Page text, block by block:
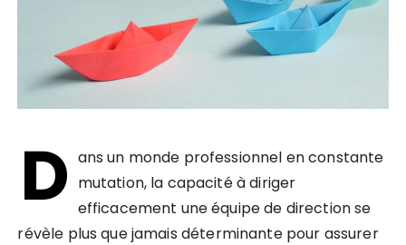
D ans un monde professionnel en constante
mutation, la capacité à diriger
efficacement une équipe de direction se
révèle plus que jamais déterminante pour assurer